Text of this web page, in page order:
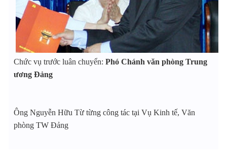
Chức vụ trước luân chuyển: Phó Chánh văn phòng Trung
ương Đảng
Ông Nguyễn Hữu Từ từng công tác tại Vụ Kinh tế, Văn
phòng TW Đảng